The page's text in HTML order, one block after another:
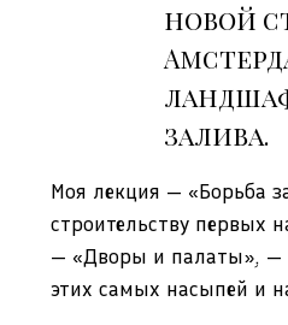
новой
залива.
Моя лекция — «Борьба
строительству первых
— «Дворы и палаты», —
этих самых насыпей и